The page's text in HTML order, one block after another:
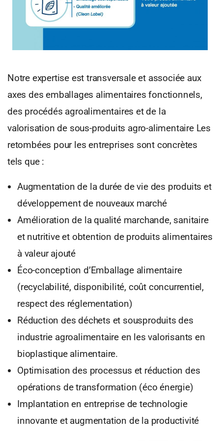
Notre expertise est transversale et associée aux
axes des emballages alimentaires fonctionnels,
des procédés agroalimentaires et de la
valorisation de sous-produits agro-alimentaire Les
retombées pour les entreprises sont concrètes
tels que :
Augmentation de la durée de vie des produits et
développement de nouveaux marché
Amélioration de la qualité marchande, sanitaire
et nutritive et obtention de produits alimentaires
à valeur ajouté
Éco-conception d’Emballage alimentaire
(recyclabilité, disponibilité, coût concurrentiel,
respect des réglementation)
Réduction des déchets et sousproduits des
industrie agroalimentaire en les valorisants en
bioplastique alimentaire.
Optimisation des processus et réduction des
opérations de transformation (éco énergie)
Implantation en entreprise de technologie
innovante et augmentation de la productivité